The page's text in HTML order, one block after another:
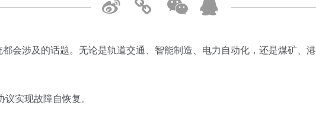
会涉及的话题。无论是轨道交通、智能制造、电力自动化，还是煤矿、
实现故障自恢复。